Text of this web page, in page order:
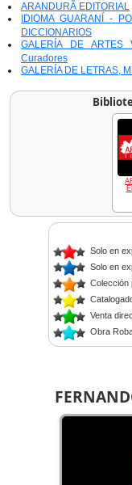
ARANDURÃ EDITORIAL
IDIOMA GUARANÍ -
DICCIONARIOS
GALERÍA DE ARTES
Curadores
GALERÍA DE LETRAS,
Solo en
Solo en
Colección
Venta
Obra